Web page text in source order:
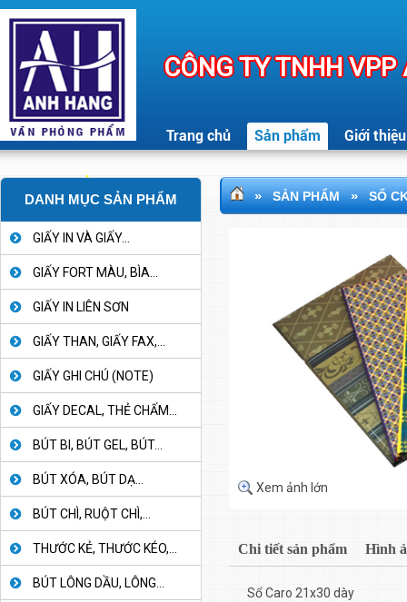
CÔNG TY TNHH
Trang chủ Sản phẩm Giới thiệu
DANH MỤC SẢN PHẨM
GIẤY IN VÀ GIẤY...
GIẤY FORT MÀU, BÌA...
GIẤY IN LIÊN SƠN
GIẤY THAN, GIẤY FAX,...
GIẤY GHI CHÚ (NOTE)
GIẤY DECAL, THẺ CHẤM...
BÚT BI, BÚT GEL, BÚT...
BÚT XÓA, BÚT DẠ...
BÚT CHÌ, RUỘT CHÌ,...
THƯỚC KẺ, THƯỚC KÉO,...
BÚT LÔNG DẦU, LÔNG...
» SẢN PHẨM » SỔ
Xem ảnh lớn
Chi tiết sản phẩm Hình
Sổ Caro 21x30 dày